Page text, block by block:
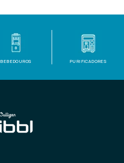
BEBEDOUROS
PURIFICADORES